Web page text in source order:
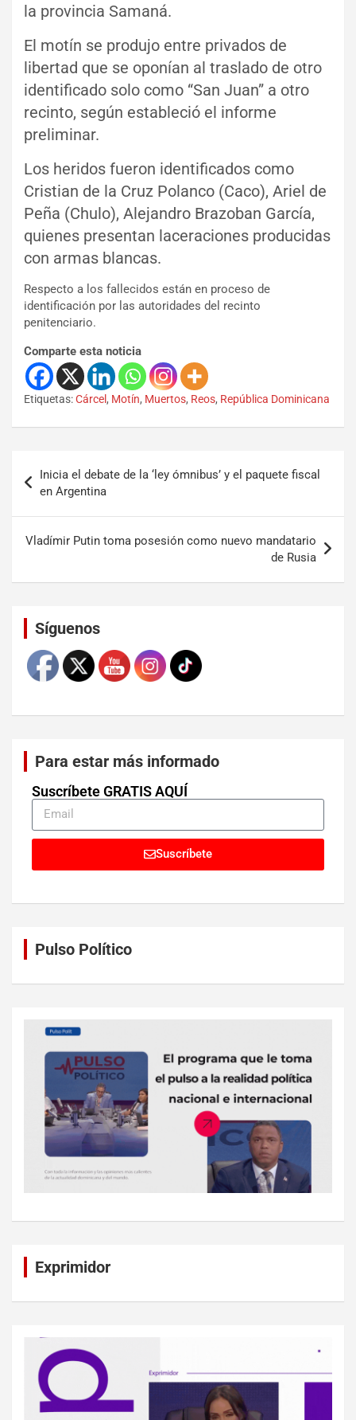
la provincia Samaná.
El motín se produjo entre privados de
libertad que se oponían al traslado de otro
identificado solo como “San Juan” a otro
recinto, según estableció el informe
preliminar.
Los heridos fueron identificados como
Cristian de la Cruz Polanco (Caco), Ariel de
Peña (Chulo), Alejandro Brazoban García,
quienes presentan laceraciones producidas
con armas blancas.
Respecto a los fallecidos están en proceso de
identificación por las autoridades del recinto
penitenciario.
Comparte esta noticia
Etiquetas:Cárcel , Motín, Muertos, Reos, República Dominicana
Inicia el debate de la ‘ley ómnibus’ y el paquete fiscal
en Argentina
Vladímir Putin toma posesión como nuevo mandatario
de Rusia
Síguenos
Para estar más informado
Suscríbete GRATIS AQUÍ
Suscríbete
Pulso Político
Exprimidor